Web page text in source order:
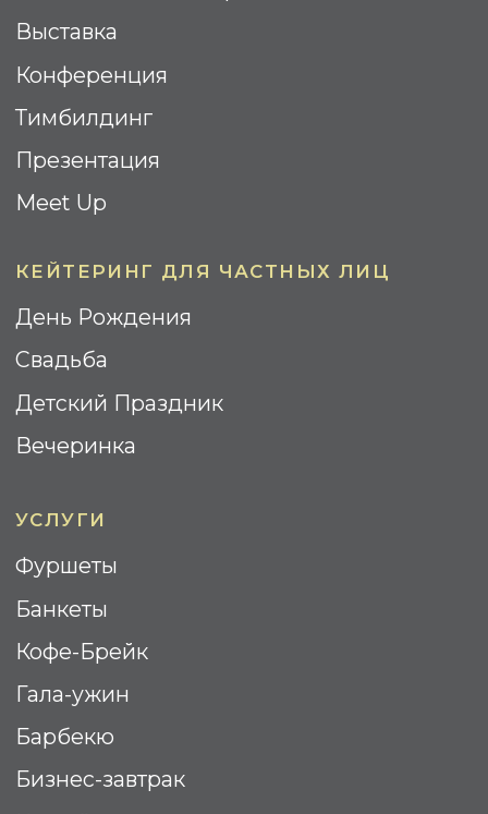
Street Food
ИНФОРМАЦИЯ
О компании
Реализованные проекты
Вопрос-ответ
Все права Защищены
Политика Конфиденциальности
Cогласие на обработку
персональных данных
Разработка сайта: